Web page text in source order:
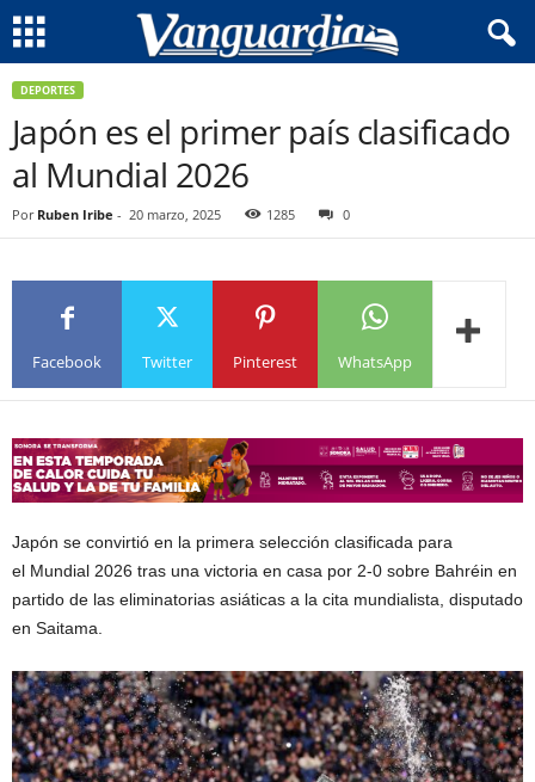
DEPORTES
Japón es el primer país clasificado
al Mundial 2026
Por Ruben Iribe - 20 marzo, 2025 1285 0
Facebook Twitter Pinterest WhatsApp
Japón se convirtió en la primera selección clasificada para
el Mundial 2026 tras una victoria en casa por 2-0 sobre Bahréin en
partido de las eliminatorias asiáticas a la cita mundialista, disputado
en Saitama.